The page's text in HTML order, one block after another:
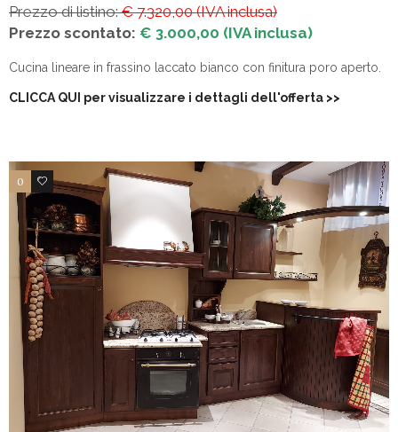
Prezzo di listino:€ 7.320,00 (IVA inclusa)
Prezzo scontato: € 3.000,00 (IVA inclusa)
Cucina lineare in frassino laccato bianco con finitura poro aperto.
CLICCA QUI per visualizzare i dettagli dell'offerta >>
0 5